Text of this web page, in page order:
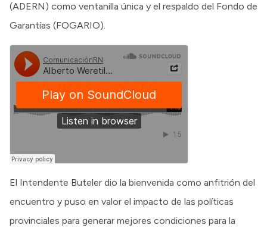
(ADERN) como ventanilla única y el respaldo del Fondo de
Garantías (FOGARIO).
El Intendente Buteler dio la bienvenida como anfitrión del
encuentro y puso en valor el impacto de las políticas
provinciales para generar mejores condiciones para la